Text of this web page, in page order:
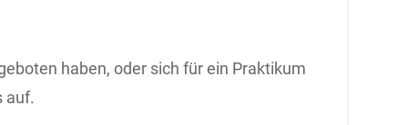
haben, oder sich für ein Praktikum
auf.